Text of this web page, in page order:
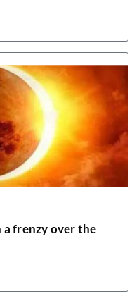
a frenzy over the